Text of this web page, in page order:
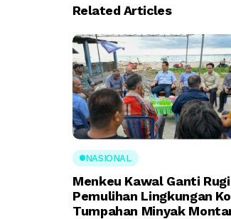
Related Articles
NASIONAL
Menkeu Kawal Ganti
Pemulihan Lingkungan
Tumpahan Minyak